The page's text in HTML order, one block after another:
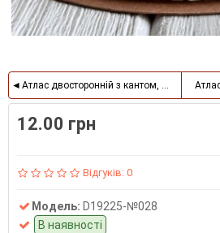
Атлас двосторонній з кантом, 2,5 см,
12.00 грн
Відгуків: 0
Модель: D19225-№028
В наявності